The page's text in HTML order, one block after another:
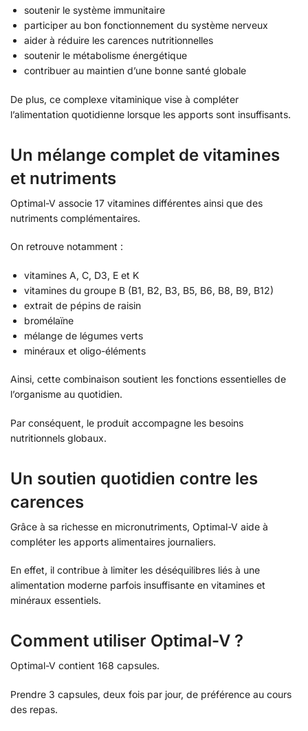
soutenir le système immunitaire
participer au bon fonctionnement du système nerveux
aider à réduire les carences nutritionnelles
soutenir le métabolisme énergétique
contribuer au maintien d’une bonne santé globale
De plus, ce complexe vitaminique vise à compléter
l’alimentation quotidienne lorsque les apports sont insuffisants.
Un mélange complet de vitamines
et nutriments
Optimal-V associe 17 vitamines différentes ainsi que des
nutriments complémentaires.
On retrouve notamment :
vitamines A, C, D3, E et K
vitamines du groupe B (B1, B2, B3, B5, B6, B8, B9, B12)
extrait de pépins de raisin
bromélaïne
mélange de légumes verts
minéraux et oligo-éléments
Ainsi, cette combinaison soutient les fonctions essentielles de
l’organisme au quotidien.
Par conséquent, le produit accompagne les besoins
nutritionnels globaux.
Un soutien quotidien contre les
carences
Grâce à sa richesse en micronutriments, Optimal-V aide à
compléter les apports alimentaires journaliers.
En effet, il contribue à limiter les déséquilibres liés à une
alimentation moderne parfois insuffisante en vitamines et
minéraux essentiels.
Comment utiliser Optimal-V ?
Optimal-V contient 168 capsules.
Prendre 3 capsules, deux fois par jour, de préférence au cours
des repas.